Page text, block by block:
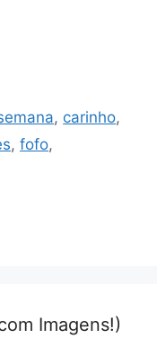
, carinho,
, fofo,
Imagens!)